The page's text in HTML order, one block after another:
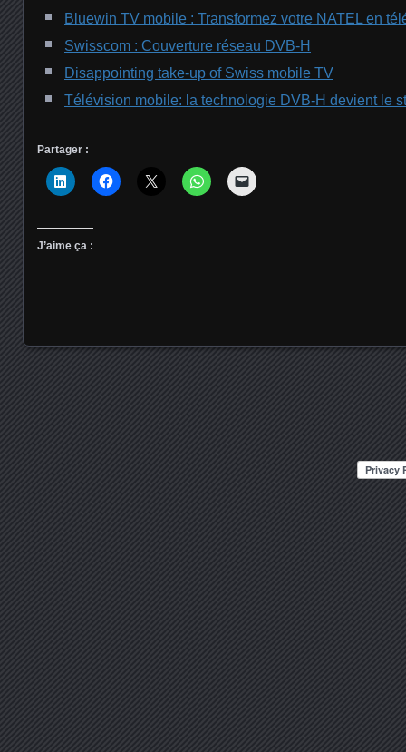
Bluewin TV mobile : Transformez votre NATEL en
Swisscom : Couverture réseau DVB-H
Disappointing take-up of Swiss mobile TV
Télévision mobile: la technologie DVB-H devient le
Partager :
J’aime ça :